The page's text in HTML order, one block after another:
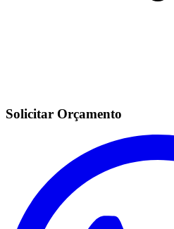
Solicitar Orçamento